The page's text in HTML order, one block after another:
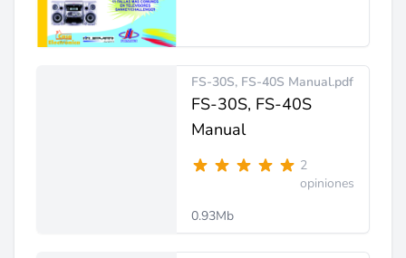
FS-30S, FS-40S Manual.pdf
FS-30S, FS-40S
Manual
2
opiniones
0.93Mb